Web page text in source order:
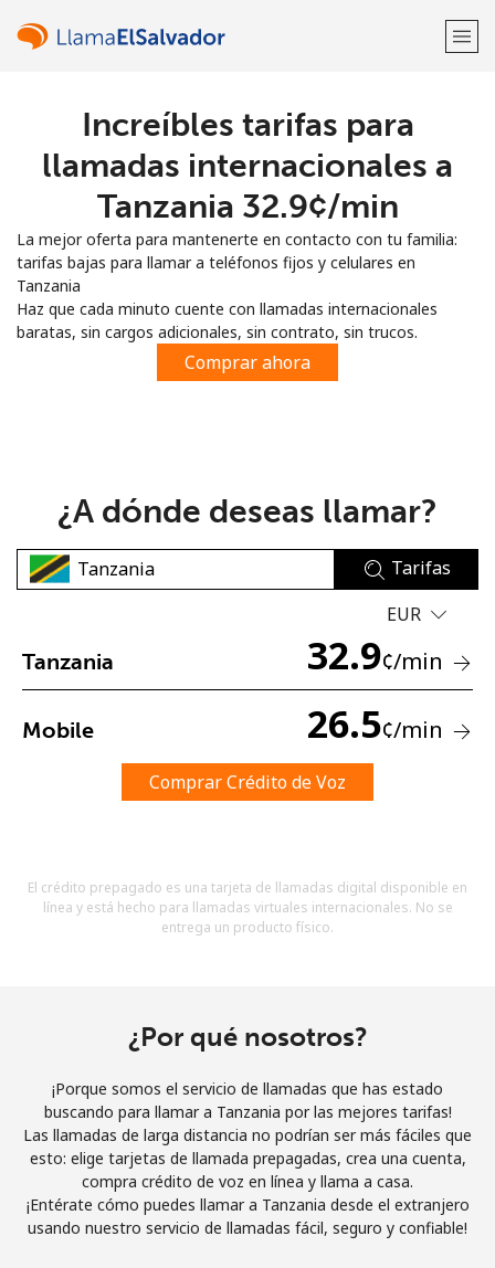
¡Bienvenido!
Regístrate con
o
No se ha creado una contraseña
Una letra mayúscula y una minúscula
Un caracter especial
Términos y condiciones.
Únete
¡Hola!
Increíbles tarifas para
llamadas internacionales a
Tanzania ⁦32.9¢⁩/min
La mejor oferta para mantenerte en contacto con tu familia:
tarifas bajas para llamar a teléfonos fijos y celulares en
Tanzania
Haz que cada minuto cuente con llamadas internacionales
baratas, sin cargos adicionales, sin contrato, sin trucos.
Comprar ahora
¿A dónde deseas llamar?
Tarifas
EUR
Tanzania 32.9¢/min
Mobile 26.5¢/min
Comprar Crédito de Voz
El crédito prepagado es una tarjeta de llamadas digital disponible en
línea y está hecho para llamadas virtuales internacionales. No se
entrega un producto físico.
¿Por qué nosotros?
¡Porque somos el servicio de llamadas que has estado
buscando para llamar a Tanzania por las mejores tarifas!
Las llamadas de larga distancia no podrían ser más fáciles que
esto: elige tarjetas de llamada prepagadas, crea una cuenta,
compra crédito de voz en línea y llama a casa.
¡Entérate cómo puedes llamar a Tanzania desde el extranjero
usando nuestro servicio de llamadas fácil, seguro y confiable!